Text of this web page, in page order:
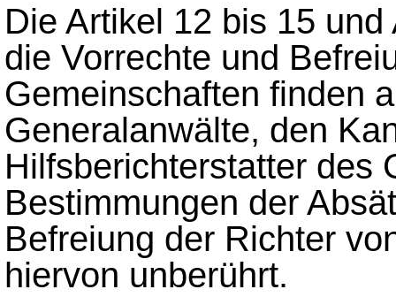
Die Artikel 12 bis 15
die Vorrechte und
Gemeinschaften finden
Generalanwälte, den
Hilfsberichterstatter des
Bestimmungen der
Befreiung der Richter
hiervon unberührt.